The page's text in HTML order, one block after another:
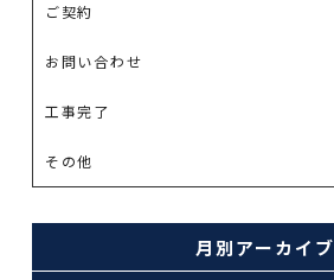
ご契約
お問い合わせ
工事完了
その他
月別アーカイブ